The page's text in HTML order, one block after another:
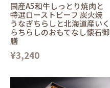
国産A5和牛しっとり焼肉と
特選ローストビーフ 炭火焼
うなぎちらしと北海道産いく
らちらしのおもてなし懐石御
膳
¥3,240